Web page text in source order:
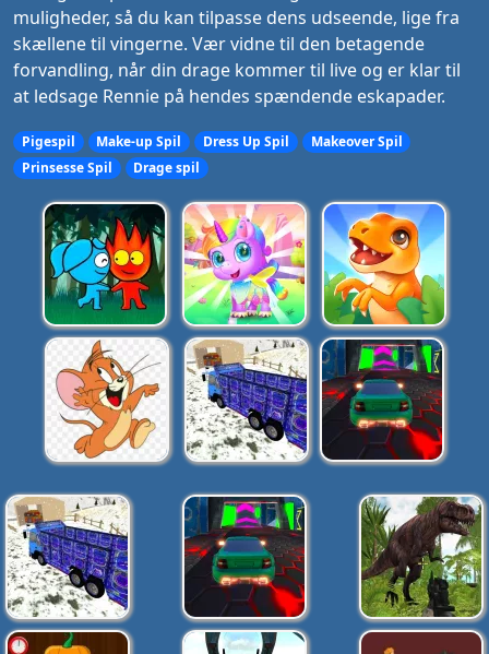
muligheder, så du kan tilpasse dens udseende, lige fra
skællene til vingerne. Vær vidne til den betagende
forvandling, når din drage kommer til live og er klar til
at ledsage Rennie på hendes spændende eskapader.
Pigespil Make-up Spil Dress Up Spil
Makeover Spil
Prinsesse Spil
Drage spil